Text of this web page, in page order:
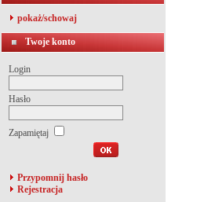
pokaż/schowaj
Twoje konto
Login
Hasło
Zapamiętaj
Przypomnij hasło
Rejestracja